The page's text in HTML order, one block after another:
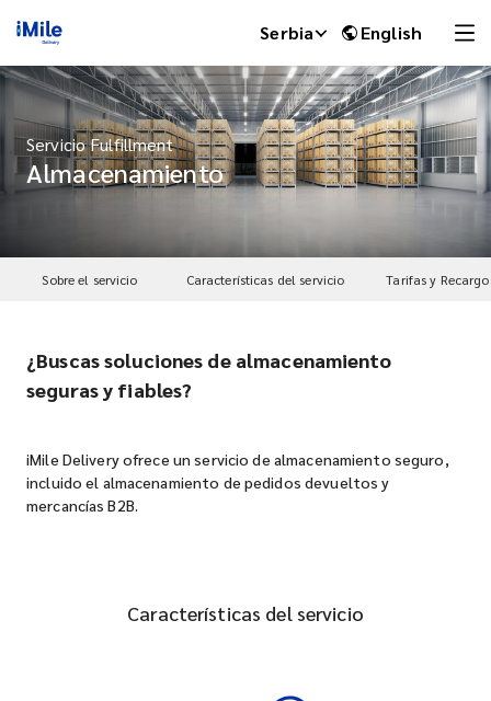
Serbia English
Servicio Fulfillment
Almacenamiento
Sobre el servicio Características del servicio Tarifas y
¿Buscas soluciones de almacenamiento
seguras y fiables?
iMile Delivery ofrece un servicio de almacenamiento seguro,
incluido el almacenamiento de pedidos devueltos y
mercancías B2B.
Características del servicio
iMile Chat